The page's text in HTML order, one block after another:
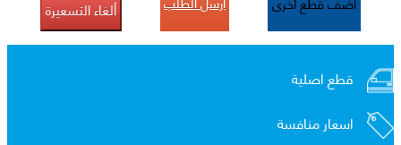
ألغاء التسعيرة
قطع اصلية
اسعار منافسة